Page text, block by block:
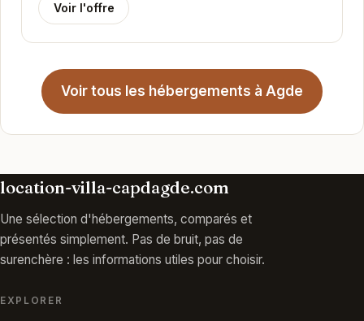
Voir l'offre
Voir tous les hébergements à Agde
location-villa-capdagde.com
Une sélection d'hébergements, comparés et
présentés simplement. Pas de bruit, pas de
surenchère : les informations utiles pour choisir.
EXPLORER